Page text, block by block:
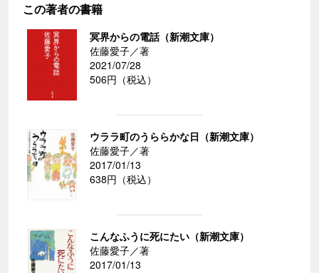
この著者の書籍
冥界からの電話（新潮文庫）
佐藤愛子／著
2021/07/28
506円（税込）
ウララ町のうららかな日（新潮文庫）
佐藤愛子／著
2017/01/13
638円（税込）
こんなふうに死にたい（新潮文庫）
佐藤愛子／著
2017/01/13